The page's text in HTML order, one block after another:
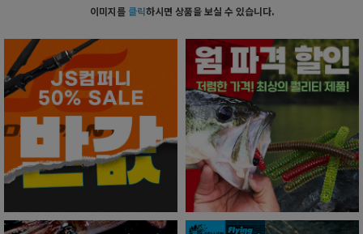
이미지를 클릭하시면 상품을 보실 수 있습니다.